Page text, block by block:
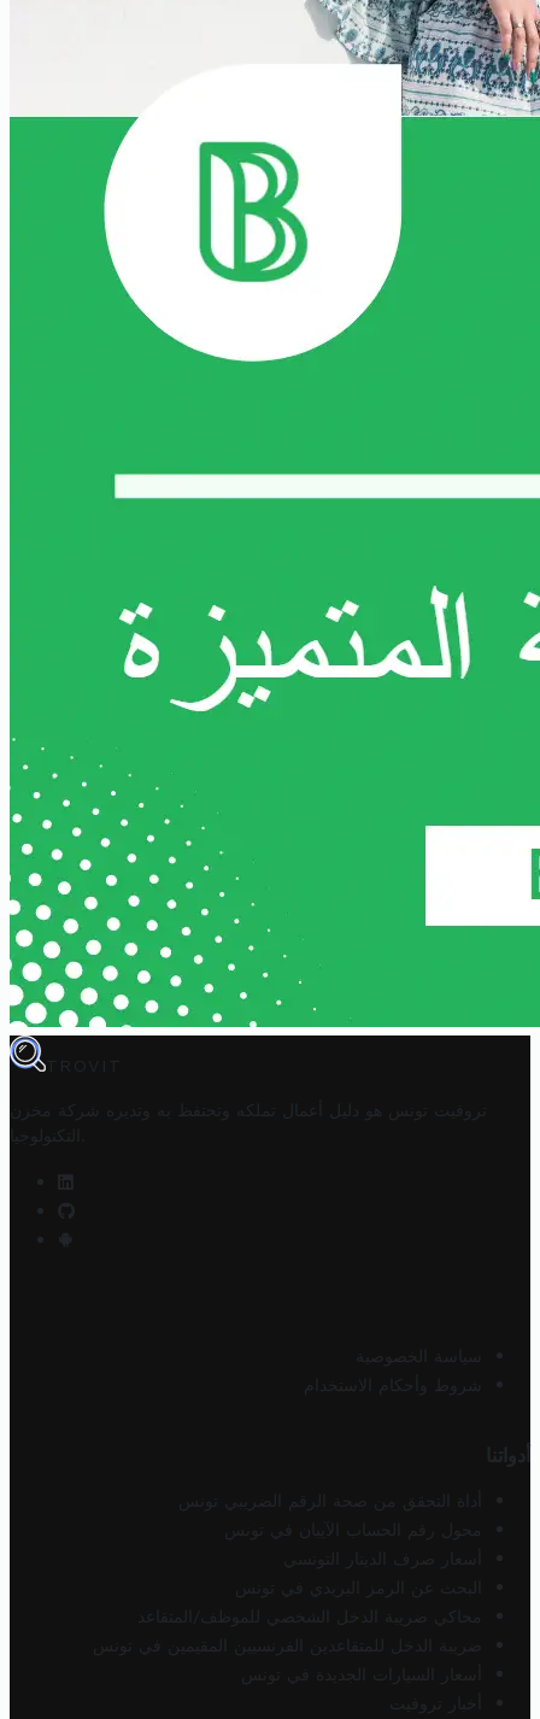
TROVIT
تروفيت تونس هو دليل أعمال تملكه وتحتفظ به وتديره
شركة مخزن
التكنولوجيا
سياسة الخصوصية
شروط وأحكام الاستخدام
أدواتنا
أداة التحقق من صحة الرقم الضريبي تونس
محول رقم الحساب الآيبان في تونس
أسعار صرف الدينار التونسي
البحث عن الرمز البريدي في تونس
محاكي ضريبة الدخل الشخصي للموظف/المتقاعد
ضريبة الدخل للمتقاعدين الفرنسيين المقيمين في تونس
أسعار السيارات الجديدة في تونس
أخبار تروفيت